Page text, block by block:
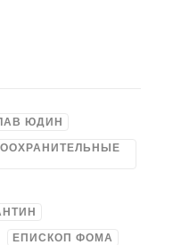
ЮДИН
ЕПИСКОП ФОМА